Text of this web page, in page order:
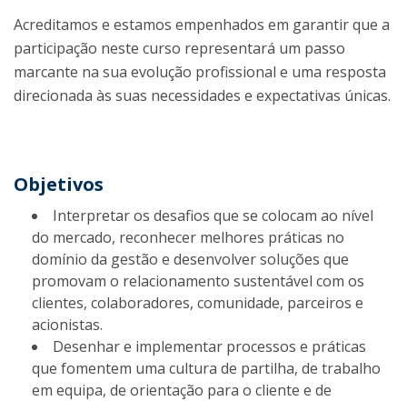
Acreditamos e estamos empenhados em garantir que a
participação neste curso representará um passo
marcante na sua evolução profissional e uma resposta
direcionada às suas necessidades e expectativas únicas.
Objetivos
Interpretar os desafios que se colocam ao nível
do mercado, reconhecer melhores práticas no
domínio da gestão e desenvolver soluções que
promovam o relacionamento sustentável com os
clientes, colaboradores, comunidade, parceiros e
acionistas.
Desenhar e implementar processos e práticas
que fomentem uma cultura de partilha, de trabalho
em equipa, de orientação para o cliente e de